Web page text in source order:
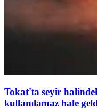
Tokat'ta seyir
kullanılamaz hale